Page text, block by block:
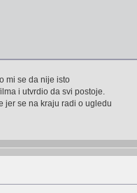
mi se da nije isto
i utvrdio da svi postoje.
jer se na kraju radi o ugledu